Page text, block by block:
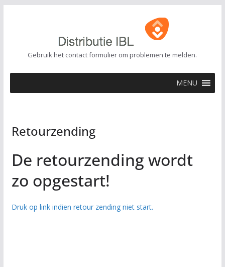
inhoudGebruik het contact formulier om problemen te melden.
MENU
Retourzending
De retourzending wordt
zo opgestart!
Druk op link indien retour zending niet start.